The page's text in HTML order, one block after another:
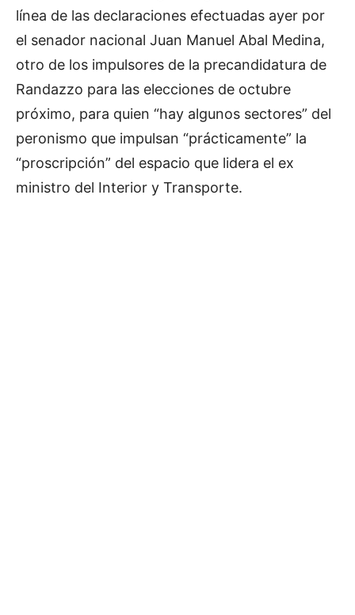
línea de las declaraciones efectuadas ayer por
el senador nacional Juan Manuel Abal Medina,
otro de los impulsores de la precandidatura de
Randazzo para las elecciones de octubre
próximo, para quien “hay algunos sectores” del
peronismo que impulsan “prácticamente” la
“proscripción” del espacio que lidera el ex
ministro del Interior y Transporte.